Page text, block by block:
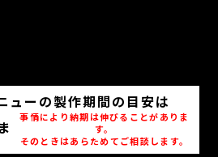
ューの製作期間の目安は
事情により納期は伸びることがありま
す。
そのときはあらためてご相談します。